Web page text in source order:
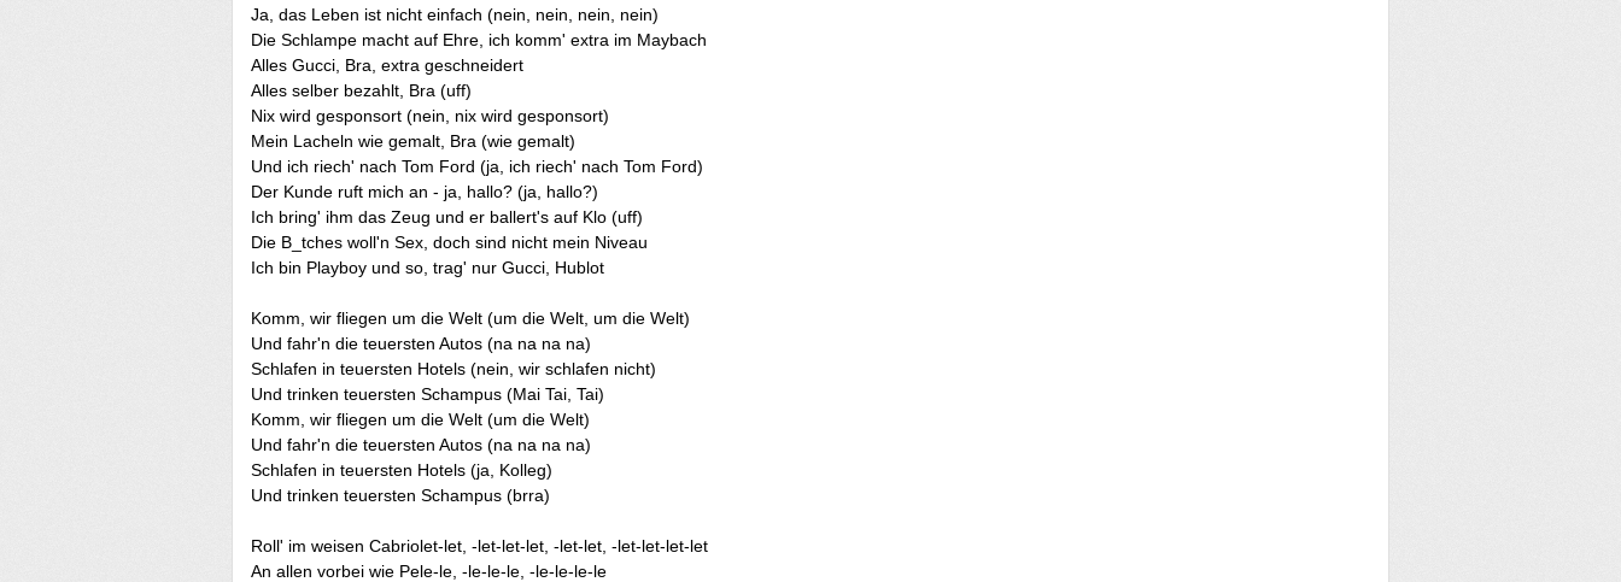
Ja, das Leben ist nicht einfach (nein, nein, nein, nein)
Die Schlampe macht auf Ehre, ich komm' extra im Maybach
Alles Gucci, Bra, extra geschneidert
Alles selber bezahlt, Bra (uff)
Nix wird gesponsort (nein, nix wird gesponsort)
Mein Lacheln wie gemalt, Bra (wie gemalt)
Und ich riech' nach Tom Ford (ja, ich riech' nach Tom Ford)
Der Kunde ruft mich an - ja, hallo? (ja, hallo?)
Ich bring' ihm das Zeug und er ballert's auf Klo (uff)
Die B_tches woll'n Sex, doch sind nicht mein Niveau
Ich bin Playboy und so, trag' nur Gucci, Hublot
Komm, wir fliegen um die Welt (um die Welt, um die Welt)
Und fahr'n die teuersten Autos (na na na na)
Schlafen in teuersten Hotels (nein, wir schlafen nicht)
Und trinken teuersten Schampus (Mai Tai, Tai)
Komm, wir fliegen um die Welt (um die Welt)
Und fahr'n die teuersten Autos (na na na na)
Schlafen in teuersten Hotels (ja, Kolleg)
Und trinken teuersten Schampus (brra)
Roll' im weisen Cabriolet-let, -let-let-let, -let-let, -let-let-let-let
An allen vorbei wie Pele-le, -le-le-le, -le-le-le-le